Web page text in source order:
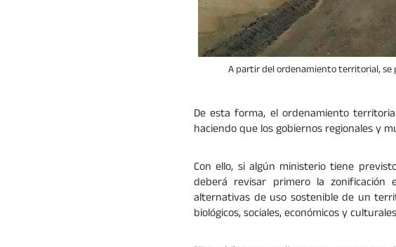
A partir del ordenamiento territorial,
De esta forma, el ordenamiento
haciendo que los gobiernos regionales y
Con ello, si algún ministerio tiene
deberá revisar primero la zonificación
alternativas de uso sostenible de un
biológicos, sociales, económicos y